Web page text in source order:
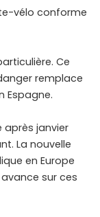
vélo conforme
Ce
remplace
Espagne.
après janvier
La nouvelle
en Europe
sur ces